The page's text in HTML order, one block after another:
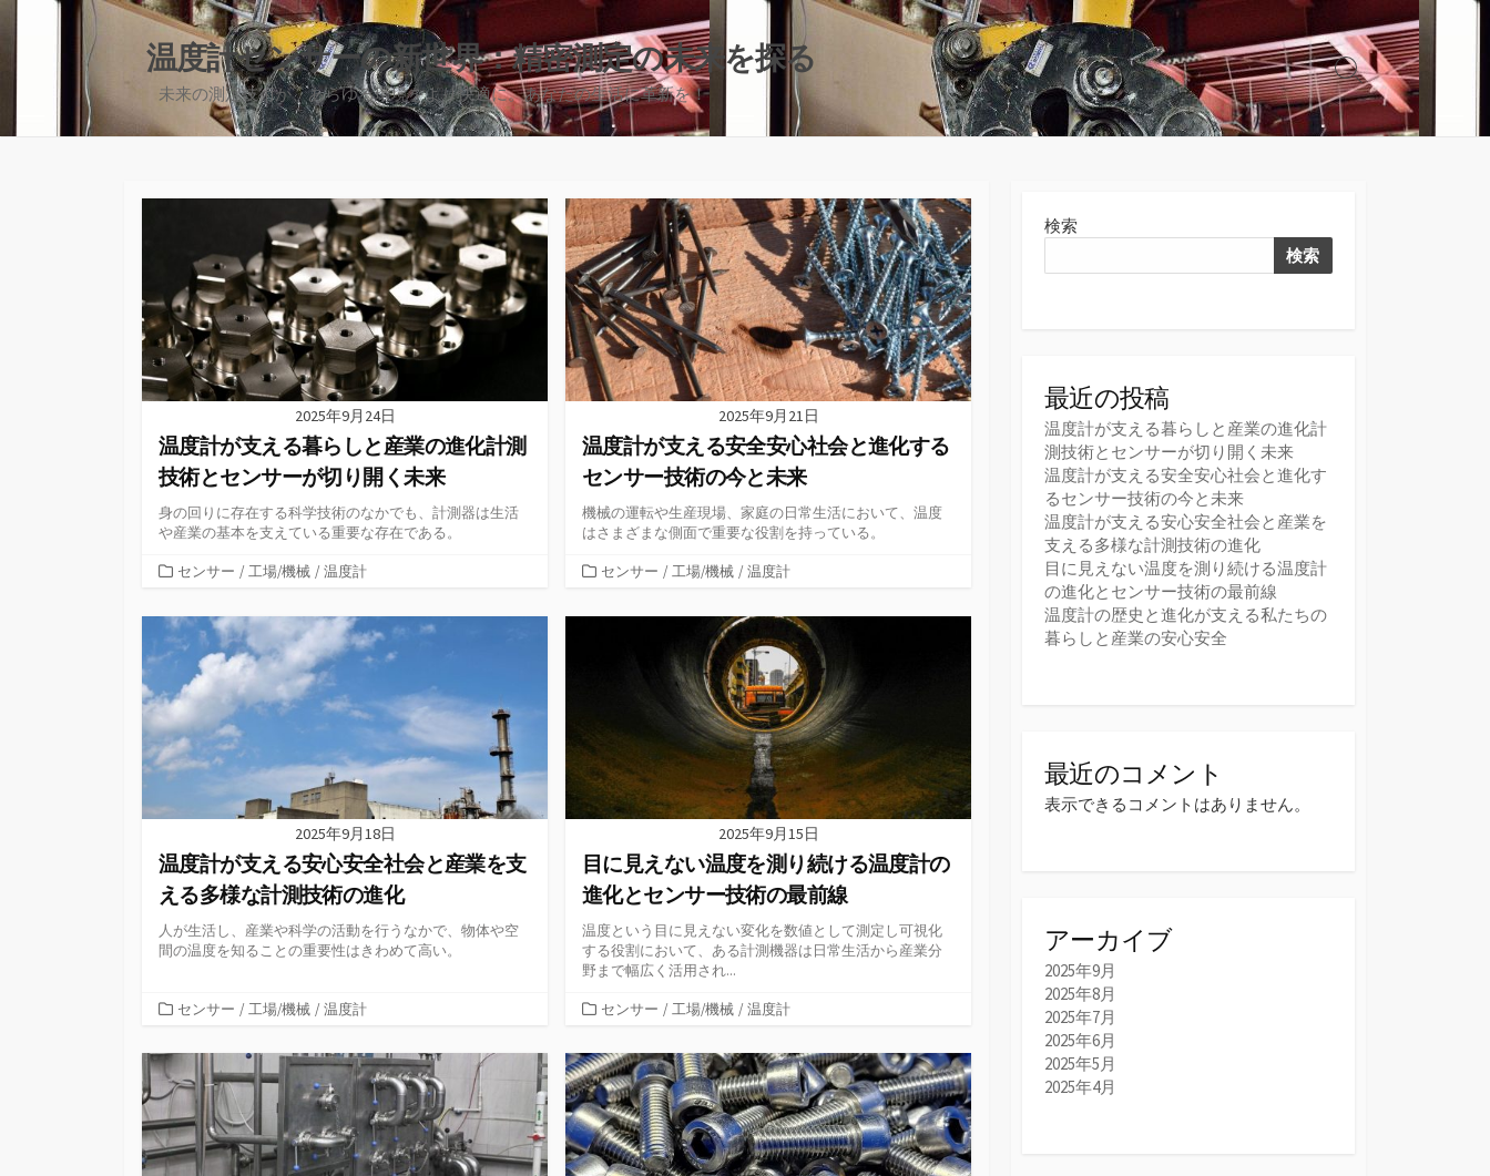
コ
ツ
温度計センサーの新世界：精密測定の未来を探る
未来の測定技術が、あらゆる環境をより快適に。あなたの生活に革新を！
検
索
切
2025年9月24日
温度計が支える暮らしと産業の進化計測
技術とセンサーが切り開く未来
身の回りに存在する科学技術のなかでも、計測器は生活
や産業の基本を支えている重要な存在である。
カ
ゴ
リ
ー
センサー / 工場/機械 / 温度計
2025年9月21日
温度計が支える安全安心社会と進化する
センサー技術の今と未来
機械の運転や生産現場、家庭の日常生活において、温度
はさまざまな側面で重要な役割を持っている。
カ
ゴ
センサー / 工場/機械 / 温度計
2025年9月18日
温度計が支える安心安全社会と産業を支
える多様な計測技術の進化
人が生活し、産業や科学の活動を行うなかで、物体や空
間の温度を知ることの重要性はきわめて高い。
カ
ゴ
リ
ー
センサー / 工場/機械 / 温度計
2025年9月15日
目に見えない温度を測り続ける温度計の
進化とセンサー技術の最前線
温度という目に見えない変化を数値として測定し可視化
する役割において、ある計測機器は日常生活から産業分
野まで幅広く活用され...
カ
ゴ
リ
ー
センサー / 工場/機械 / 温度計
検索
検索
最近の投稿
温度計が支える暮らしと産業の進化計
測技術とセンサーが切り開く未来
温度計が支える安全安心社会と進化す
るセンサー技術の今と未来
温度計が支える安心安全社会と産業を
支える多様な計測技術の進化
目に見えない温度を測り続ける温度計
の進化とセンサー技術の最前線
温度計の歴史と進化が支える私たちの
暮らしと産業の安心安全
最近のコメント
表示できるコメントはありません。
アーカイブ
2025年9月
2025年8月
2025年7月
2025年6月
2025年5月
2025年4月